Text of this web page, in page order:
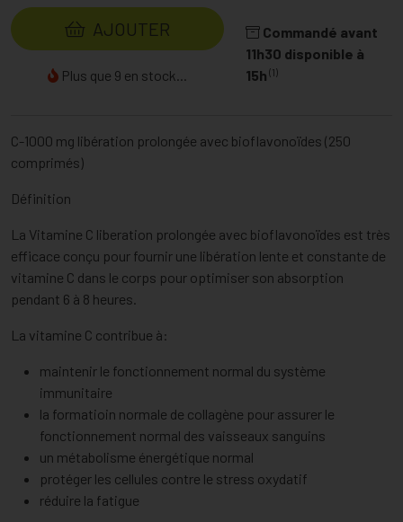
AJOUTER
Plus que 9 en stock...
Commandé avant
11h30 disponible à
15h (1)
C-1000 mg libération prolongée avec bioflavonoïdes (250
comprimés)
Définition
La Vitamine C liberation prolongée avec bioflavonoïdes est très
efficace conçu pour fournir une libération lente et constante de
vitamine C dans le corps pour optimiser son absorption
pendant 6 à 8 heures.
La vitamine C contribue à:
maintenir le fonctionnement normal du système
immunitaire
la formatioin normale de collagène pour assurer le
fonctionnement normal des vaisseaux sanguins
un métabolisme énergétique normal
protéger les cellules contre le stress oxydatif
réduire la fatigue